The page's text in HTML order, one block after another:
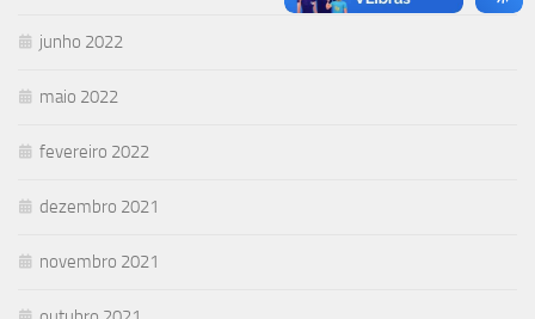
junho 2022
maio 2022
fevereiro 2022
dezembro 2021
novembro 2021